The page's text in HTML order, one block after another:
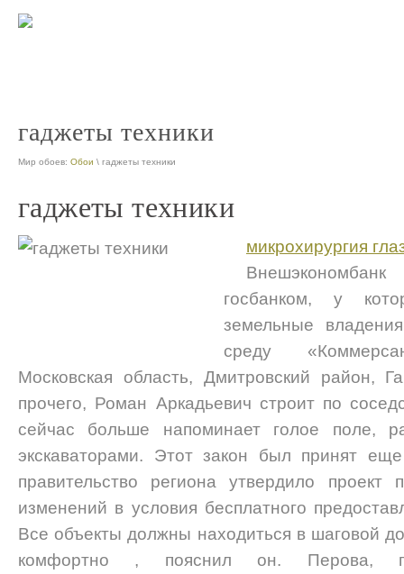
гаджеты техники
Мир обоев: Обои \ гаджеты техники
гаджеты техники
микрохирургия
госбанком, у
земельные
среду
Московская область, Дмитровский район,
прочего, Роман Аркадьевич строит по
сейчас больше напоминает голое поле,
экскаваторами. Этот закон был принят
правительство региона утвердило проект
изменений в условия бесплатного
Все объекты должны находиться в шаговой
комфортно , пояснил он. Перова,